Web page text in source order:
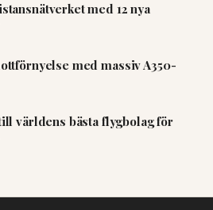
med 12 nya
med massiv A350-
världens bästa flygbolag för